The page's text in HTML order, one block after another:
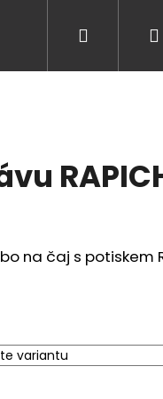
Značky
na čaj s potiskem
NIKI